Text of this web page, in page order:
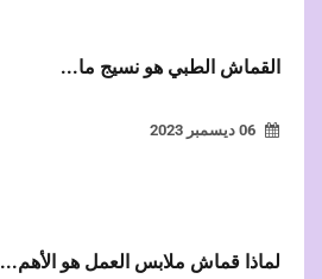
القماش الطبي هو نسيج ما...
لماذا قماش ملابس العمل هو الأهم...